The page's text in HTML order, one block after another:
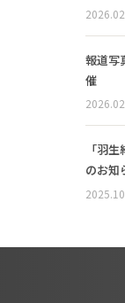
報道写
催
「羽
のお知